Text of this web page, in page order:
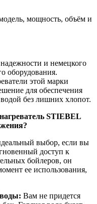
мощность, объём и
и немецкого
оборудования.
этой марки
для обеспечения
без лишних хлопот.
STIEBEL
выбор, если вы
доступ к
бойлеров, он
ее использования,
Вам не придется